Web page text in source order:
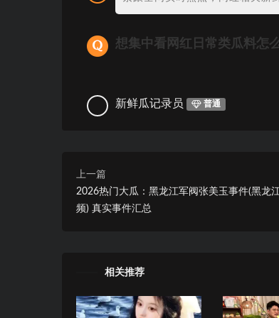
想集中看网红日常类瓜料怎
新鲜瓜记录员 普通
上一篇
2026热门大瓜：黑龙江军阀张美玉事件(黑龙
频) 真实事件汇总
相关推荐